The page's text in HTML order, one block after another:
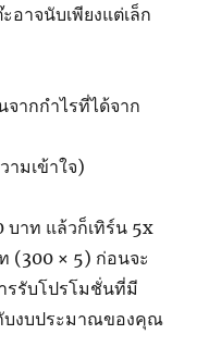
อาจนับเพียงแต่เล็ก
ากกำไรที่ได้จาก
ามเข้าใจ)
บาท แล้วก็เทิร์น 5x
(300 × 5) ก่อนจะ
รรับโปรโมชั่นที่มี
บงบประมาณของคุณ